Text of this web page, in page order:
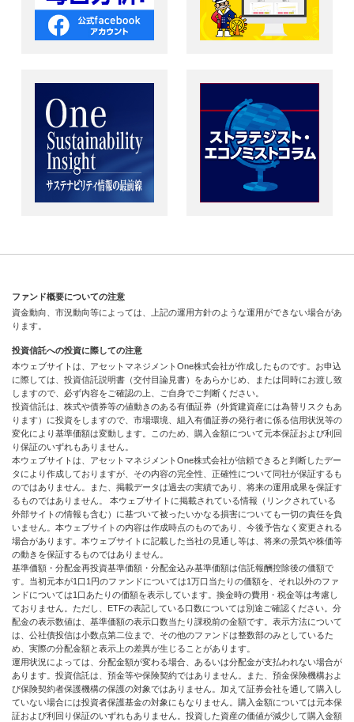
ファンド概要についての注意
資金動向、市況動向等によっては、上記の運用方針のような運用ができない場合があ
ります。
投資信託への投資に際しての注意
本ウェブサイトは、アセットマネジメントOne株式会社が作成したものです。お申込
に際しては、投資信託説明書（交付目論見書）をあらかじめ、または同時にお渡し致
しますので、必ず内容をご確認の上、ご自身でご判断ください。
投資信託は、株式や債券等の値動きのある有価証券（外貨建資産には為替リスクもあ
ります）に投資をしますので、市場環境、組入有価証券の発行者に係る信用状況等の
変化により基準価額は変動します。このため、購入金額について元本保証および利回
り保証のいずれもありません。
本ウェブサイトは、アセットマネジメントOne株式会社が信頼できると判断したデー
タにより作成しておりますが、その内容の完全性、正確性について同社が保証するも
のではありません。また、掲載データは過去の実績であり、将来の運用成果を保証す
るものではありません。 本ウェブサイトに掲載されている情報（リンクされている
外部サイトの情報も含む）に基づいて被ったいかなる損害についても一切の責任を負
いません。本ウェブサイトの内容は作成時点のものであり、今後予告なく変更される
場合があります。本ウェブサイトに記載した当社の見通し等は、将来の景気や株価等
の動きを保証するものではありません。
基準価額・分配金再投資基準価額・分配金込み基準価額は信託報酬控除後の価額で
す。当初元本が1口1円のファンドについては1万口当たりの価額を、それ以外のファ
ンドについては1口あたりの価額を表示しています。換金時の費用・税金等は考慮し
ておりません。ただし、ETFの表記している口数については別途ご確認ください。分
配金の表示数値は、基準価額の表示口数当たり課税前の金額です。表示方法について
は、公社債投信は小数点第二位まで、その他のファンドは整数部のみとしているた
め、実際の分配金額と表示上の差異が生じることがあります。
運用状況によっては、分配金額が変わる場合、あるいは分配金が支払われない場合が
あります。投資信託は、預金等や保険契約ではありません。また、預金保険機構およ
び保険契約者保護機構の保護の対象ではありません。加えて証券会社を通して購入し
ていない場合には投資者保護基金の対象にもなりません。購入金額については元本保
証および利回り保証のいずれもありません。投資した資産の価値が減少して購入金額